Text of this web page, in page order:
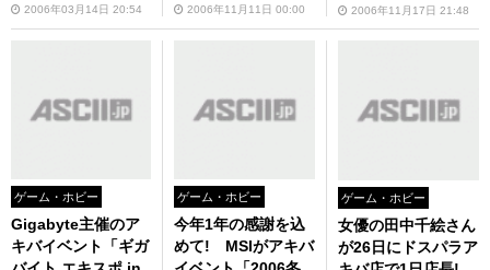
らスタート！
2006年03月14日 20:54
(暫定)世界記録も誕
生!?
2006年11月11日 00:00
秋葉原 インテルソ
リューション祭典」
2006年11月17日 21:48
ゲーム・ホビー
Gigabyte主催のア
キバイベント「ギガ
ゲーム・ホビー
今年1年の感謝を込
めて! MSIがアキバ
ゲーム・ホビー
女優の田中千絵さん
が26日にドスパラア